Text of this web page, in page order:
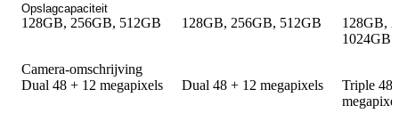
Opslagcapaciteit
128GB, 256GB, 512GB 128GB, 256GB, 512GB
128GB,
1024GB
Camera-omschrijving
Dual 48 + 12 megapixels
Dual 48 + 12 megapixels
Triple 48